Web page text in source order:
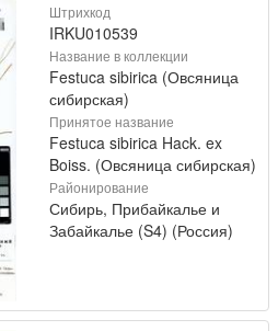
Штрихкод
IRKU010539
Название в коллекции
Festuca sibirica (Овсяница
сибирская)
Принятое название
Festuca sibirica Hack. ex
Boiss. (Овсяница сибирская)
Районирование
Сибирь, Прибайкалье и
Забайкалье (S4) (Россия)